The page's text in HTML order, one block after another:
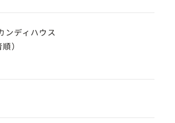
ンディハウス
）